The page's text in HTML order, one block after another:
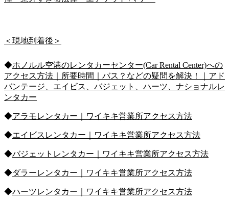
＜現地到着後＞
◆ホノルル空港のレンタカーセンター(Car Rental Center)への
アクセス方法｜所要時間｜バス？などの疑問を解決！｜アド
バンテージ、エイビス、バジェット、ハーツ、ナショナルレ
ンタカー
◆アラモレンタカー｜ワイキキ営業所アクセス方法
◆エイビスレンタカー｜ワイキキ営業所アクセス方法
◆バジェットレンタカー｜ワイキキ営業所アクセス方法
◆ダラーレンタカー｜ワイキキ営業所アクセス方法
◆ハーツレンタカー｜ワイキキ営業所アクセス方法